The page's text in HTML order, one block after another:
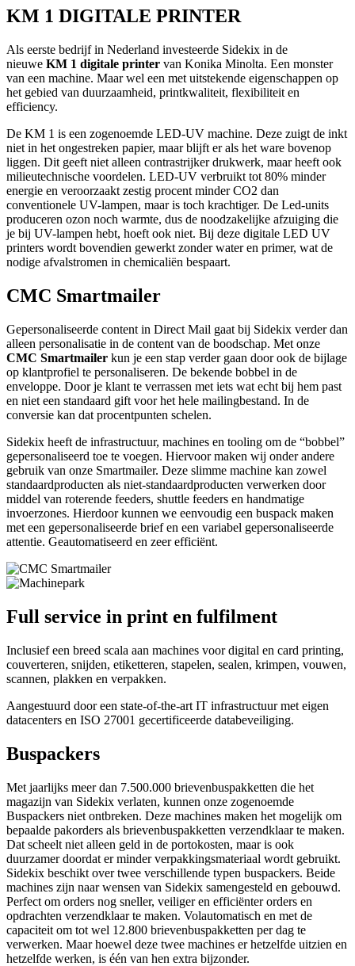
KM 1 DIGITALE PRINTER
Als eerste bedrijf in Nederland investeerde Sidekix in de
nieuwe KM 1 digitale printer van Konika Minolta. Een monster
van een machine. Maar wel een met uitstekende eigenschappen op
het gebied van duurzaamheid, printkwaliteit, flexibiliteit en
efficiency.
De KM 1 is een zogenoemde LED-UV machine. Deze zuigt de inkt
niet in het ongestreken papier, maar blijft er als het ware bovenop
liggen. Dit geeft niet alleen contrastrijker drukwerk, maar heeft ook
milieutechnische voordelen. LED-UV verbruikt tot 80% minder
energie en veroorzaakt zestig procent minder CO2 dan
conventionele UV-lampen, maar is toch krachtiger. De Led-units
produceren ozon noch warmte, dus de noodzakelijke afzuiging die
je bij UV-lampen hebt, hoeft ook niet. Bij deze digitale LED UV
printers wordt bovendien gewerkt zonder water en primer, wat de
nodige afvalstromen in chemicaliën bespaart.
CMC Smartmailer
Gepersonaliseerde content in Direct Mail gaat bij Sidekix verder dan
alleen personalisatie in de content van de boodschap. Met onze
CMC Smartmailer kun je een stap verder gaan door ook de bijlage
op klantprofiel te personaliseren. De bekende bobbel in de
enveloppe. Door je klant te verrassen met iets wat echt bij hem past
en niet een standaard gift voor het hele mailingbestand. In de
conversie kan dat procentpunten schelen.
Sidekix heeft de infrastructuur, machines en tooling om de “bobbel”
gepersonaliseerd toe te voegen. Hiervoor maken wij onder andere
gebruik van onze Smartmailer. Deze slimme machine kan zowel
standaardproducten als niet-standaardproducten verwerken door
middel van roterende feeders, shuttle feeders en handmatige
invoerzones. Hierdoor kunnen we eenvoudig een buspack maken
met een gepersonaliseerde brief en een variabel gepersonaliseerde
attentie. Geautomatiseerd en zeer efficiënt.
Full service in print en fulfilment​
Inclusief een breed scala aan machines voor digital en card printing,
couverteren, snijden, etiketteren, stapelen, sealen, krimpen, vouwen,
scannen, plakken en verpakken.
Aangestuurd door een state-of-the-art IT infrastructuur met eigen
datacenters en ISO 27001 gecertificeerde databeveiliging.
Buspackers
Met jaarlijks meer dan 7.500.000 brievenbuspakketten die het
magazijn van Sidekix verlaten, kunnen onze zogenoemde
Buspackers niet ontbreken. Deze machines maken het mogelijk om
bepaalde pakorders als brievenbuspakketten verzendklaar te maken.
Dat scheelt niet alleen geld in de portokosten, maar is ook
duurzamer doordat er minder verpakkingsmateriaal wordt gebruikt.
Sidekix beschikt over twee verschillende typen buspackers. Beide
machines zijn naar wensen van Sidekix samengesteld en gebouwd.
Perfect om orders nog sneller, veiliger en efficiënter orders en
opdrachten verzendklaar te maken. Volautomatisch en met de
capaciteit om tot wel 12.800 brievenbuspakketten per dag te
verwerken. Maar hoewel deze twee machines er hetzelfde uitzien en
hetzelfde werken, is één van hen extra bijzonder.